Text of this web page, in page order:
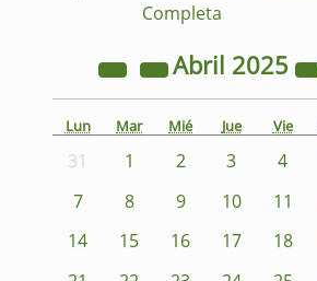
Completa
Abril 2025
Lun Mar Mié Jue Vie
31 1 2 3 4
7
8 9 10 11
14
15 16 17 18